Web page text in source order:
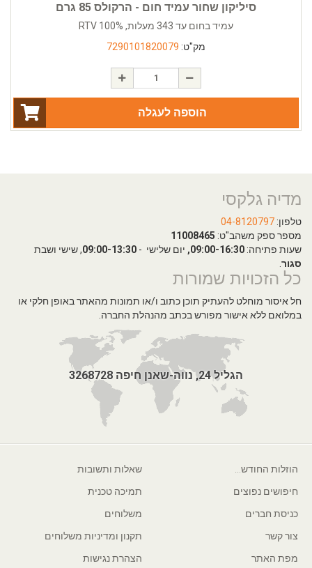
סיליקון שחור עמיד חום - הרקולס 85 גרם
עמיד בחום עד 343 מעלות, 100% RTV
מק"ט: 7290101820079
הוספה לעגלה
מדיה גלקסי
טלפון: 04-8120797
מספר ספק משהב"ט: 11008465
שעות פתיחה: 09:00-16:30, יום שלישי - 09:00-13:30, שישי ושבת
סגור
כל הזכויות שמורות
חל איסור מוחלט להעתיק תוכן כתוב ו/או תמונות מהאתר באופן חלקי או
במלואם ללא אישור מפורש בכתב מהנהלת החברה.
הגליל 24, נווה-שאנן חיפה 3268728
הוזלות החודש...
חיפושים נפוצים
כניסת חברים
צור קשר
מפת האתר
שאלות ותשובות
תמיכה טכנית
משלוחים
תקנון ומדיניות משלוחים
הצהרת נגישות